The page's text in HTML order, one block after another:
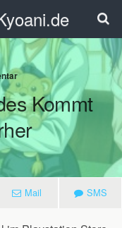
Kommt
Mail SMS